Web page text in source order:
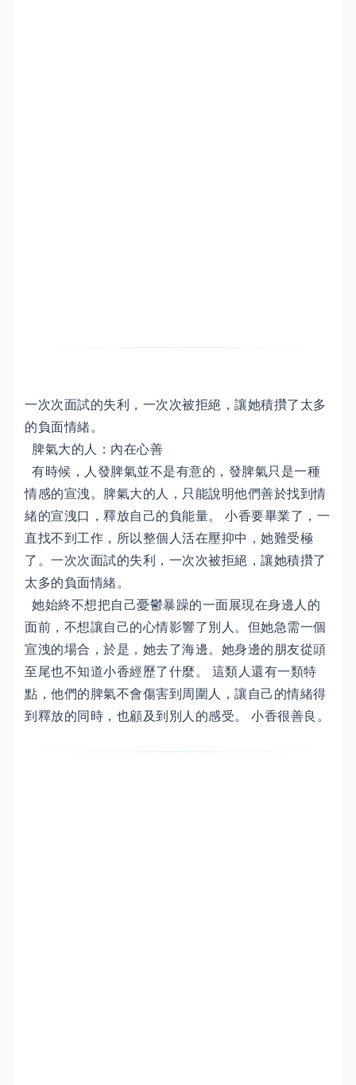
一次次面試的失利，一次次被拒絕，讓她積攢了太多
的負面情緒。
脾氣大的人：內在心善
有時候，人發脾氣並不是有意的，發脾氣只是一種
情感的宣洩。脾氣大的人，只能說明他們善於找到情
緒的宣洩口，釋放自己的負能量。 小香要畢業了，一
直找不到工作，所以整個人活在壓抑中，她難受極
了。一次次面試的失利，一次次被拒絕，讓她積攢了
太多的負面情緒。
她始終不想把自己憂鬱暴躁的一面展現在身邊人的
面前，不想讓自己的心情影響了別人。但她急需一個
宣洩的場合，於是，她去了海邊。她身邊的朋友從頭
至尾也不知道小香經歷了什麼。 這類人還有一類特
點，他們的脾氣不會傷害到周圍人，讓自己的情緒得
到釋放的同時，也顧及到別人的感受。 小香很善良。